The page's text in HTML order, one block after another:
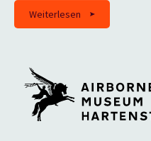
Weiterlesen